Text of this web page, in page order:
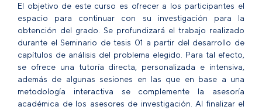
El objetivo de este curso es ofrecer a los participantes el
espacio para continuar con su investigación para la
obtención del grado. Se profundizará el trabajo realizado
durante el Seminario de tesis 01 a partir del desarrollo de
capítulos de análisis del problema elegido. Para tal efecto,
se ofrece una tutoría directa, personalizada e intensiva,
además de algunas sesiones en las que en base a una
metodología interactiva se complemente la asesoría
académica de los asesores de investigación. Al finalizar el